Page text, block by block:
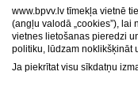
www.bpvv.lv tīmekļa vietnē
(angļu valodā „cookies”),
vietnes lietošanas pieredzi
politiku, lūdzam noklikšķināt
Ja piekrītat visu sīkdatņu